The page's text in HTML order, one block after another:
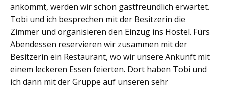
ankommt, werden wir schon gastfreundlich erwartet.
Tobi und ich besprechen mit der Besitzerin die
Zimmer und organisieren den Einzug ins Hostel. Fürs
Abendessen reservieren wir zusammen mit der
Besitzerin ein Restaurant, wo wir unsere Ankunft mit
einem leckeren Essen feierten. Dort haben Tobi und
ich dann mit der Gruppe auf unseren sehr